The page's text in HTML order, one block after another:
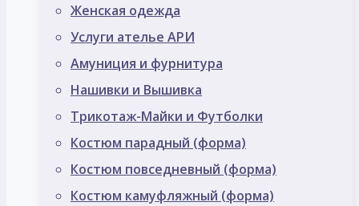
Женская одежда
Услуги ателье АРИ
Амуниция и фурнитура
Нашивки и Вышивка
Трикотаж-Майки и Футболки
Костюм парадный (форма)
Костюм повседневный (форма)
Костюм камуфляжный (форма)